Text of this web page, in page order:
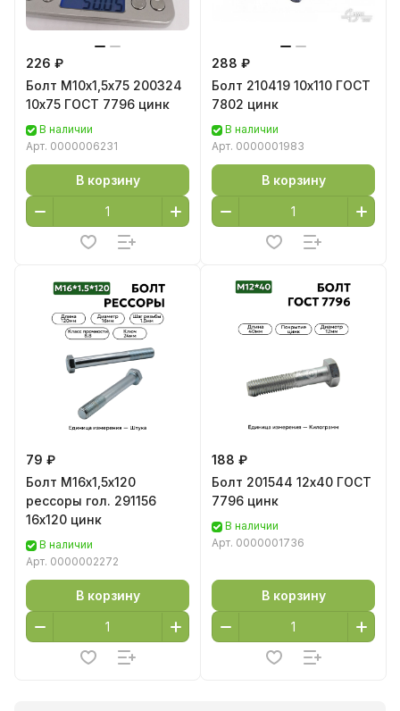
226 ₽
Болт М10х1,5х75 200324
10х75 ГОСТ 7796 цинк
В наличии
Арт. 0000006231
В корзину
288 ₽
Болт 210419 10х110 ГОСТ
7802 цинк
В наличии
Арт. 0000001983
В корзину
79 ₽
Болт М16х1,5х120
рессоры гол. 291156
16х120 цинк
В наличии
Арт. 0000002272
В корзину
188 ₽
Болт 201544 12х40 ГОСТ
7796 цинк
В наличии
Арт. 0000001736
В корзину